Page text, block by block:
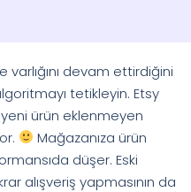
varlığını devam ettirdiğini
tetikleyin. Etsy
ürün eklenmeyen
Mağazanıza ürün
düşer. Eski
alışveriş yapmasının da